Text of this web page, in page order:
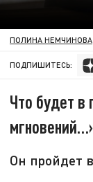
ПОЛИНА НЕМЧИНОВА
ПОДПИШИТЕСЬ:
Что будет в
Он пройдет